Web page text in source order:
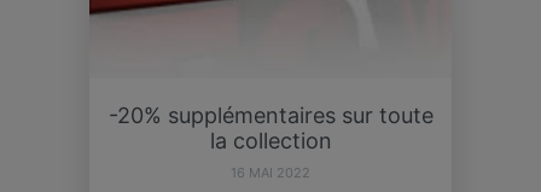
-20% supplémentaires sur toute
la collection
16 MAI 2022